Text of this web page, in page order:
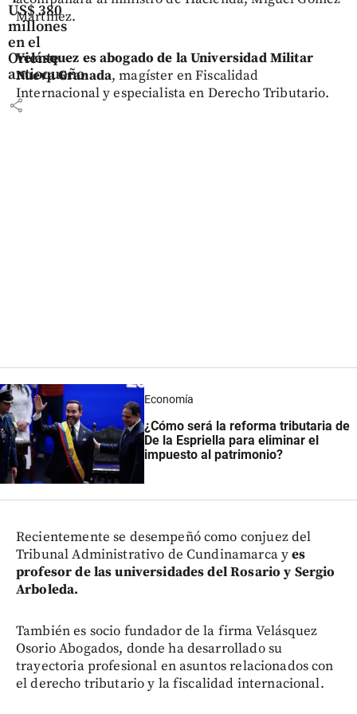
US$ 380
millones
en el
Oriente
antioqueño
share
Martínez.
Velásquez es abogado de la Universidad Militar
Nueva Granada, magíster en Fiscalidad
Internacional y especialista en Derecho Tributario.
Economía
¿Cómo será la reforma tributaria de
De la Espriella para eliminar el
impuesto al patrimonio?
Recientemente se desempeñó como conjuez del
Tribunal Administrativo de Cundinamarca yes
profesor de las universidades del Rosario y Sergio
Arboleda.
También es socio fundador de la firma Velásquez
Osorio Abogados, donde ha desarrollado su
trayectoria profesional en asuntos relacionados con
el derecho tributario y la fiscalidad internacional.